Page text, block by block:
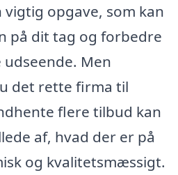
vigtig opgave, som kan
på dit tag og forbedre
Men
det rette firma til
flere tilbud kan
af, hvad der er på
og kvalitetsmæssigt.